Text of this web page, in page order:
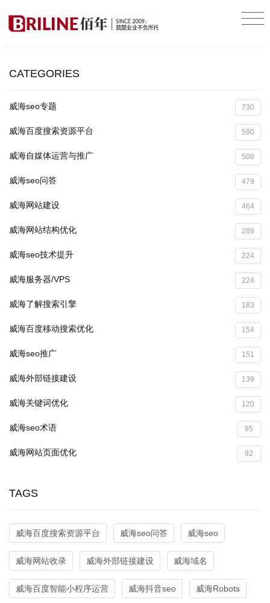
CATEGORIES
威海seo专题 730
威海百度搜索资源平台 590
威海自媒体运营与推广 508
威海seo问答 479
威海网站建设 464
威海网站结构优化 289
威海seo技术提升 224
威海服务器/VPS 224
威海了解搜索引擎 183
威海百度移动搜索优化 154
威海seo推广 151
威海外部链接建设 139
威海关键词优化 120
威海seo术语 95
威海网站页面优化 92
TAGS
威海百度搜索资源平台 威海seo问答 威海seo
威海网站收录 威海外部链接建设 威海域名
威海百度智能小程序运营 威海抖音seo 威海Robots